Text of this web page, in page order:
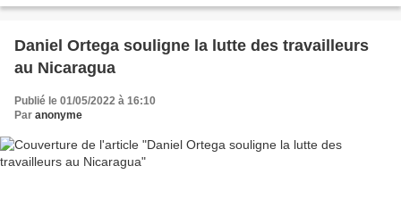
Daniel Ortega souligne la lutte des travailleurs
au Nicaragua
Publié le 01/05/2022 à 16:10
Par anonyme